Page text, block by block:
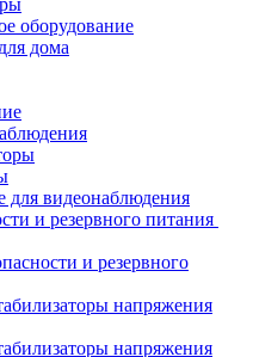
оборудование
дома
видеонаблюдения
и резервного питания
и резервного
напряжения
напряжения